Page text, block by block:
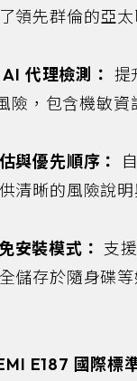
領先群倫的亞
代理檢測： 提
險，包含機敏資
與優先順序：
清晰的風險說
安裝模式： 支
儲存於隨身碟
E187 國際標